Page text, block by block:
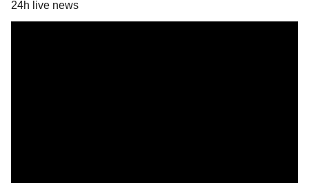
24h live news